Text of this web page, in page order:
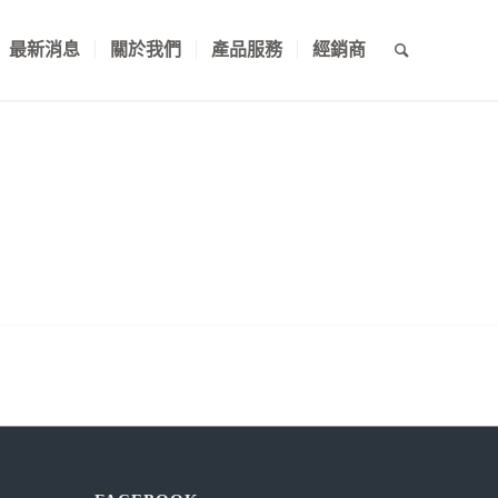
最新消息 關於我們 產品服務 經銷商